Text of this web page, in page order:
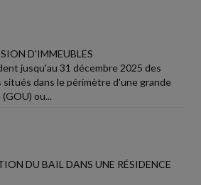
D'IMMEUBLES
jusqu'au 31 décembre 2025 des
situés dans le périmètre d'une grande
ou...
DU BAIL DANS UNE RÉSIDENCE